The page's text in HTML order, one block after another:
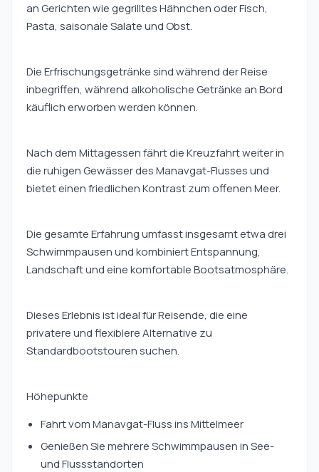
an Gerichten wie gegrilltes Hähnchen oder Fisch,
Pasta, saisonale Salate und Obst.
Die Erfrischungsgetränke sind während der Reise
inbegriffen, während alkoholische Getränke an Bord
käuflich erworben werden können.
Nach dem Mittagessen fährt die Kreuzfahrt weiter in
die ruhigen Gewässer des Manavgat-Flusses und
bietet einen friedlichen Kontrast zum offenen Meer.
Die gesamte Erfahrung umfasst insgesamt etwa drei
Schwimmpausen und kombiniert Entspannung,
Landschaft und eine komfortable Bootsatmosphäre.
Dieses Erlebnis ist ideal für Reisende, die eine
privatere und flexiblere Alternative zu
Standardbootstouren suchen.
Höhepunkte
Fahrt vom Manavgat-Fluss ins Mittelmeer
Genießen Sie mehrere Schwimmpausen in See-
und Flussstandorten